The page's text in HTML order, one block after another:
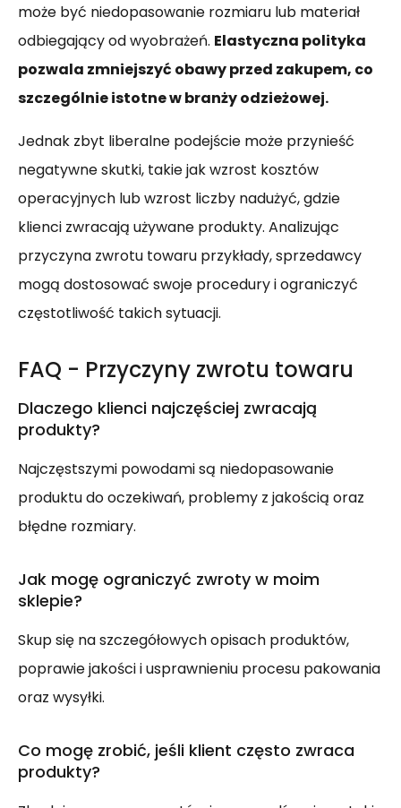
może być niedopasowanie rozmiaru lub materiał
odbiegający od wyobrażeń. Elastyczna polityka
pozwala zmniejszyć obawy przed zakupem, co
szczególnie istotne w branży odzieżowej.
Jednak zbyt liberalne podejście może przynieść
negatywne skutki, takie jak wzrost kosztów
operacyjnych lub wzrost liczby nadużyć, gdzie
klienci zwracają używane produkty. Analizując
przyczyna zwrotu towaru przykłady, sprzedawcy
mogą dostosować swoje procedury i ograniczyć
częstotliwość takich sytuacji.
FAQ - Przyczyny zwrotu towaru
Dlaczego klienci najczęściej zwracają
produkty?
Najczęstszymi powodami są niedopasowanie
produktu do oczekiwań, problemy z jakością oraz
błędne rozmiary.
Jak mogę ograniczyć zwroty w moim
sklepie?
Skup się na szczegółowych opisach produktów,
poprawie jakości i usprawnieniu procesu pakowania
oraz wysyłki.
Co mogę zrobić, jeśli klient często zwraca
produkty?